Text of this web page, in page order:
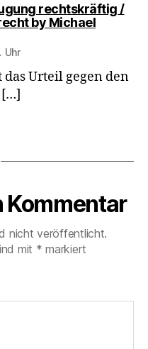
rechtskräftig /
by Michael
Uhr
Urteil gegen den
Kommentar
nicht veröffentlicht.
mit * markiert